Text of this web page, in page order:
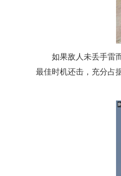
如果敌人未丢手雷
最佳时机还击，充分占